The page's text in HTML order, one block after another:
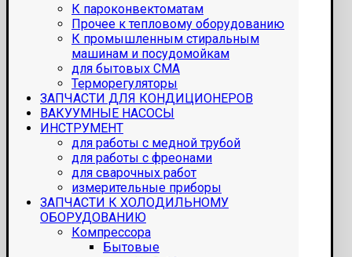
К пароконвектоматам
Прочее к тепловому оборудованию
К промышленным стиральным
машинам и посудомойкам
для бытовых СМА
Терморегуляторы
ЗАПЧАСТИ ДЛЯ КОНДИЦИОНЕРОВ
ВАКУУМНЫЕ НАСОСЫ
ИНСТРУМЕНТ
для работы с медной трубой
для работы с фреонами
для сварочных работ
измерительные приборы
ЗАПЧАСТИ К ХОЛОДИЛЬНОМУ
ОБОРУДОВАНИЮ
Компрессора
Бытовые